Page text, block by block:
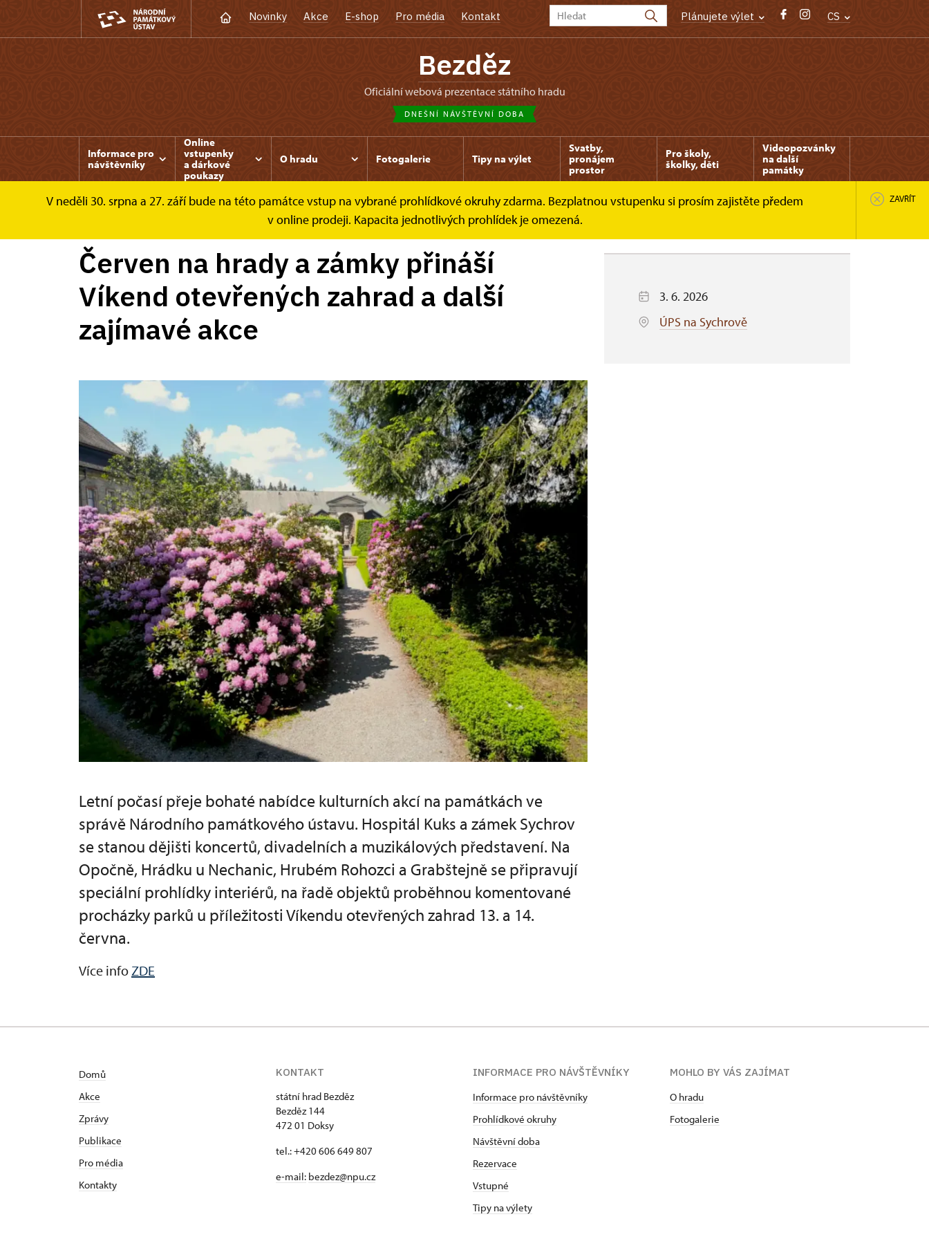
Novinky Akce E-shop Pro média Kontakt Plánujete výlet CS
Bezděz
oficiální webová prezentace státního hradu
DNEŠNÍ NÁVŠTĚVNÍ DOBA
Informace pro
návštěvníky
Online
vstupenky
a dárkové
poukazy
O hradu Fotogalerie Tipy na výlet
Svatby,
pronájem
prostor
Pro školy,
školky, děti
Videopozvánky
na další
památky
V neděli 30. srpna a 27. září bude na této památce vstup na vybrané prohlídkové okruhy zdarma. Bezplatnou vstupenku si prosím zajistěte předem
v online prodeji. Kapacita jednotlivých prohlídek je omezená.
ZAVŘÍT
Bezděz Zprávy Červen na hrady a zámky přináší...
Červen na hrady a zámky přináší
Víkend otevřených zahrad a další
zajímavé akce
Letní počasí přeje bohaté nabídce kulturních akcí na památkách ve
správě Národního památkového ústavu. Hospitál Kuks a zámek Sychrov
se stanou dějišti koncertů, divadelních a muzikálových představení. Na
Opočně, Hrádku u Nechanic, Hrubém Rohozci a Grabštejně se připravují
speciální prohlídky interiérů, na řadě objektů proběhnou komentované
procházky parků u příležitosti Víkendu otevřených zahrad 13. a 14.
června.
Více infoZDE
3. 6. 2026
ÚPS na Sychrově
Domů
Akce
Zprávy
Publikace
Pro média
Kontakty
KONTAKT
státní hrad Bezděz
Bezděz 144
472 01 Doksy
tel.: +420 606 649 807
e-mail: bezdez@npu.cz
INFORMACE PRO NÁVŠTĚVNÍKY
Informace pro návštěvníky
Prohlídkové okruhy
Návštěvní doba
Rezervace
Vstupné
Tipy na výlety
MOHLO BY VÁS ZAJÍMAT
O hradu
Fotogalerie